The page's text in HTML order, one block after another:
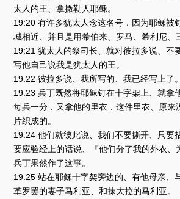
太人的王、拿撒勒人耶稣。
19:20 有许多犹太人念这名号．因为耶稣被
城相近、并且是用希伯来、罗马、希利尼、
19:21 犹太人的祭司长、就对彼拉多说、不
写他自己说我是犹太人的王。
19:22 彼拉多说、我所写的、我已经写上了。
19:23 兵丁既然将耶稣钉在十字架上、就拿
每兵一分．又拿他的里衣．这件里衣、原来
片织成的。
19:24 他们就彼此说、我们不要撕开、只要
要应验经上的话说、『他们分了我的外衣、
兵丁果然作了这事。
19:25 站在耶稣十字架旁边的、有他母亲、
革罗罢的妻子马利亚、和抹大拉的马利亚。